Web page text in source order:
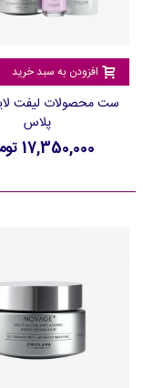
افزودن به سبد خرید
ست محصولات لیفت
پلاس
17,350,000 تومان